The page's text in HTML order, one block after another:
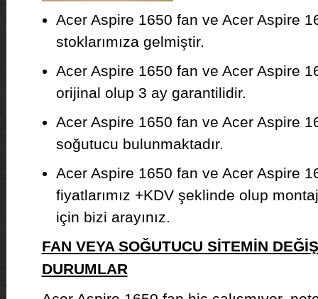
Acer Aspire 1650 fan ve Acer Aspire
stoklarımıza gelmiştir.
Acer Aspire 1650 fan ve Acer Aspire
orijinal olup 3 ay garantilidir.
Acer Aspire 1650 fan ve Acer Aspire
soğutucu bulunmaktadır.
Acer Aspire 1650 fan ve Acer Aspire
fiyatlarımız +KDV şeklinde olup
için bizi arayınız.
FAN VEYA SOĞUTUCU SİTEMİN
DURUMLAR